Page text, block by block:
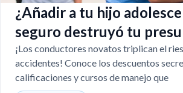
¿Añadir a tu hijo
seguro destruyó tu
Texas?
¡Los conductores novatos triplican el
accidentes! Conoce los descuentos
calificaciones y cursos de manejo que